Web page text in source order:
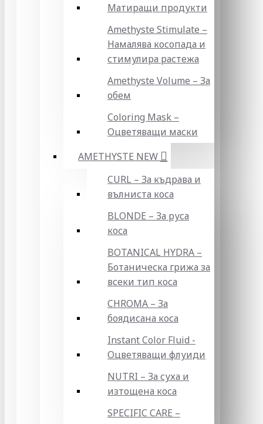
Матиращи продукти
Amethyste Stimulate –
Намалява косопада и
стимулира растежа
Amethyste Volume – За
обем
Coloring Mask –
Оцветяващи маски
AMETHYSTE NEW
CURL – За къдрава и
вълниста коса
BLONDE – За руса
коса
BOTANICAL HYDRA –
Ботаническа грижа за
всеки тип коса
CHROMA – За
боядисана коса
Instant Color Fluid -
Оцветяващи флуиди
NUTRI – За суха и
изтощена коса
SPECIFIC CARE –